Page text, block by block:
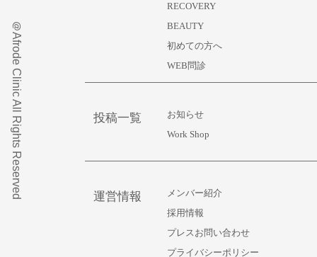
＠Afrode Clinic All Rights Reserved
RECOVERY
BEAUTY
初めての方へ
WEB問診
投稿一覧
お知らせ
Work Shop
運営情報
メンバー紹介
採用情報
プレスお問い合わせ
プライバシーポリシー